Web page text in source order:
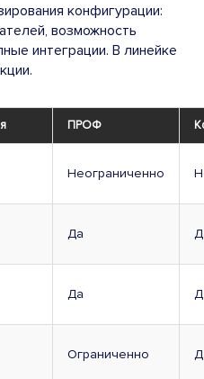
конфигурации:
возможность
интеграции. В линейке
ПРОФ
Неограниченно
Да
Да
Ограниченно